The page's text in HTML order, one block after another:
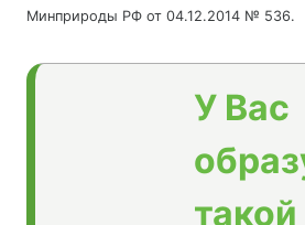
Минприроды РФ от 04.12.2014 № 536.
У Вас